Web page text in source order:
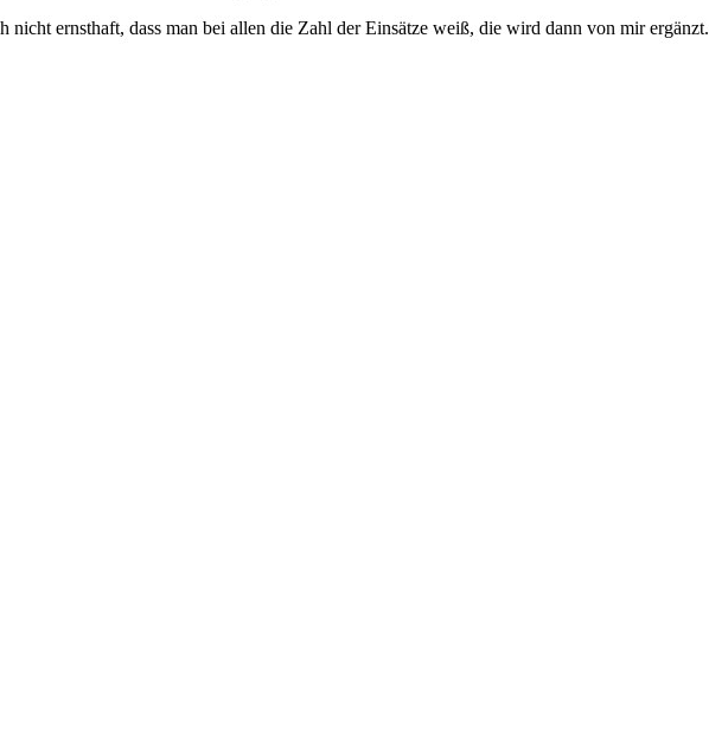
ernsthaft, dass man bei allen die Zahl der Einsätze weiß, die wird dann von mir ergänzt.